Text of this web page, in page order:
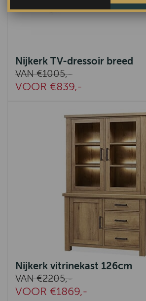
Nijkerk TV-dressoir breed
VAN €1005,-
VOOR €839,-
Nijkerk vitrinekast 126cm
VAN €2205,-
VOOR €1869,-